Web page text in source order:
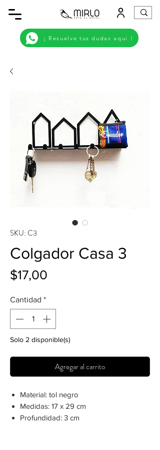
¡ Resuelve tus dudas aqui !
SKU: C3
Colgador Casa 3
$17,00
Cantidad *
Solo 2 disponible(s)
Agregar al carrito
Material: tol negro
Medidas: 17 x 29 cm
Profundidad: 3 cm